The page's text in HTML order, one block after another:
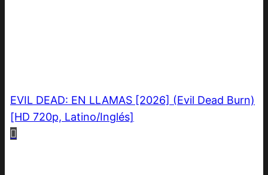
EVIL DEAD: EN LLAMAS [2026] (Evil Dead Burn)
[HD 720p, Latino/Inglés]